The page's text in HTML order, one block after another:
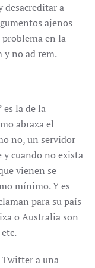
desacreditar a
ajenos
en la
y no ad rem.
es la de la
abraza el
no, un servidor
y cuando no exista
vienen se
mínimo. Y es
para su país
o Australia son
Twitter a una